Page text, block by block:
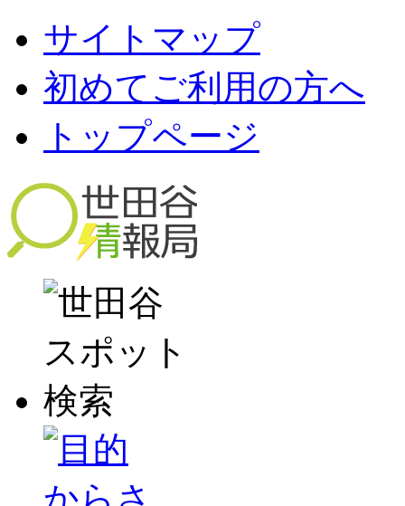
サイトマップ
初めてご利用の方へ
トップページ